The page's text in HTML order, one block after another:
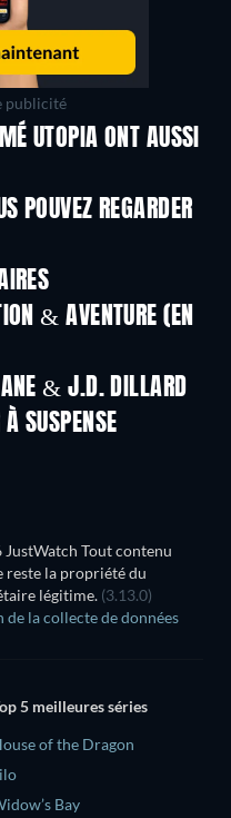
publicité
UTOPIA ONT AUSSI
POUVEZ REGARDER
Série
& AVENTURE (EN
& J.D. DILLARD
Série
À SUSPENSE
Tout contenu
reste la propriété du
légitime. (3.13.0)
de la collecte de données
5 meilleures séries
of the Dragon
Bay